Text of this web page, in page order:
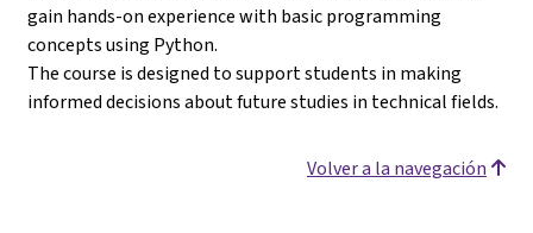
gain hands-on experience with basic programming
concepts using Python.
The course is designed to support students in making
informed decisions about future studies in technical fields.
Volver a la navegación